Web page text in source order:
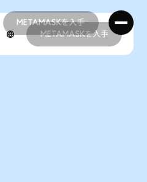
METAMASKを入手
METAMASKを入手
METAMASKを入手